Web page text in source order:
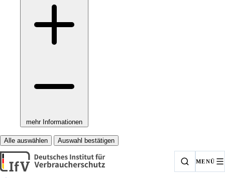
mehr Informationen
Alle auswählen Auswahl bestätigen
MENÜ